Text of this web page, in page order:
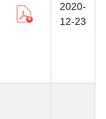
2020-
12-23